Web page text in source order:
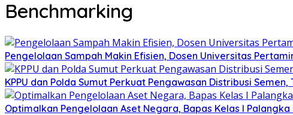
Benchmarking
Pengelolaan Sampah Makin Efisien, Dosen Universitas
KPPU dan Polda Sumut Perkuat Pengawasan Distribusi
Optimalkan Pengelolaan Aset Negara, Bapas Kelas I